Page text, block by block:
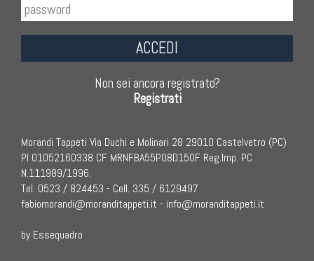
ACCEDI
Non sei ancora registrato?
Registrati
Morandi Tappeti Via Duchi e Molinari 28 29010 Castelvetro (PC)
PI 01052160338 CF MRNFBA55P08D150F Reg.Imp. PC
N.111989/1996.
Tel. 0523 / 824453 - Cell. 335 / 6129497
fabiomorandi@moranditappeti.it - info@moranditappeti.it
by Essequadro